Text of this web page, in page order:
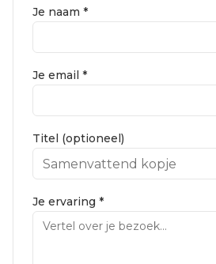
Je naam *
Je email *
Titel (optioneel)
Je ervaring *